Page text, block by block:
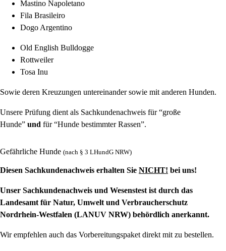
Mastino Napoletano
Fila Brasileiro
Dogo Argentino
Old English Bulldogge
Rottweiler
Tosa Inu
Sowie deren Kreuzungen untereinander sowie mit anderen Hunden.
Unsere Prüfung dient als Sachkundenachweis für “große
Hunde” und für “Hunde bestimmter Rassen”.
Gefährliche Hunde (nach § 3 LHundG NRW)
Diesen Sachkundenachweis erhalten Sie NICHT! bei uns!
Unser Sachkundenachweis und Wesenstest ist durch das
Landesamt für Natur, Umwelt und Verbraucherschutz
Nordrhein-Westfalen (LANUV NRW) behördlich anerkannt.
Wir empfehlen auch das Vorbereitungspaket direkt mit zu bestellen.